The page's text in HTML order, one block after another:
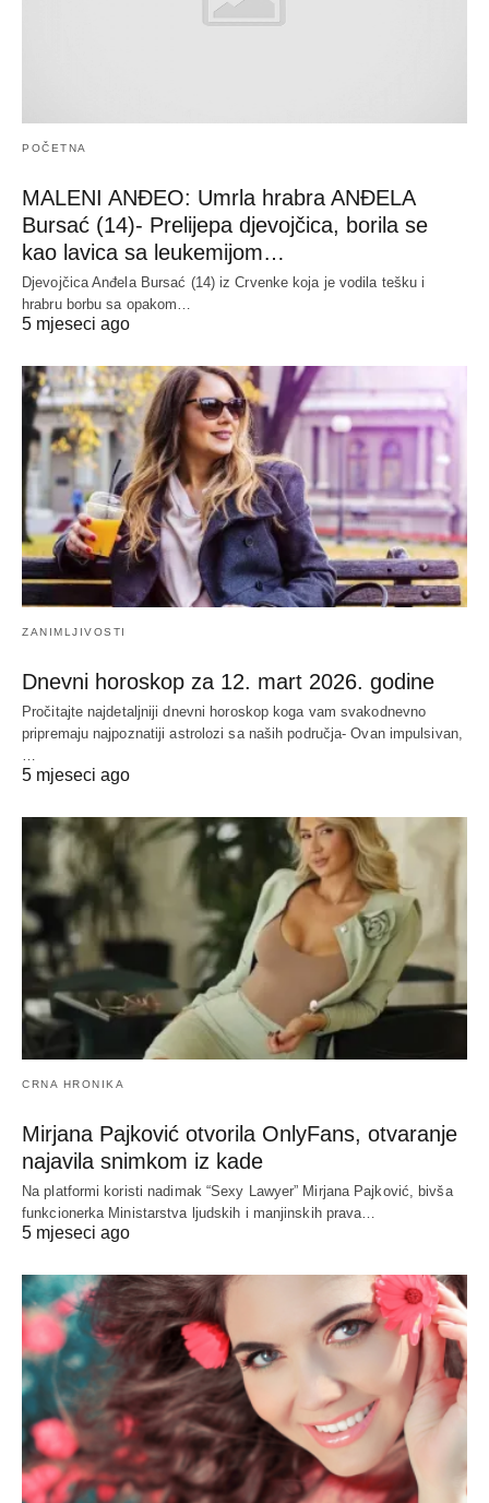
POČETNA
MALENI ANĐEO: Umrla hrabra ANĐELA
Bursać (14)- Prelijepa djevojčica, borila se
kao lavica sa leukemijom…
Djevojčica Anđela Bursać (14) iz Crvenke koja je vodila tešku i
hrabru borbu sa opakom…
5 mjeseci ago
ZANIMLJIVOSTI
Dnevni horoskop za 12. mart 2026. godine
Pročitajte najdetaljniji dnevni horoskop koga vam svakodnevno
pripremaju najpoznatiji astrolozi sa naših područja- Ovan impulsivan,
…
5 mjeseci ago
CRNA HRONIKA
Mirjana Pajković otvorila OnlyFans, otvaranje
najavila snimkom iz kade
Na platformi koristi nadimak “Sexy Lawyer” Mirjana Pajković, bivša
funkcionerka Ministarstva ljudskih i manjinskih prava…
5 mjeseci ago